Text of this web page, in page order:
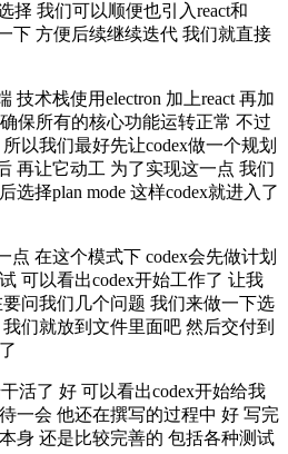
择 我们可以顺便也引入react和
下 方便后续继续迭代 我们就直接
技术栈使用electron 加上react 再加
保所有的核心功能运转正常 不过
以我们最好先让codex做一个规划
再让它动工 为了实现这一点 我们
选择plan mode 这样codex就进入了
点 在这个模式下 codex会先做计划
可以看出codex开始工作了 让我
问我们几个问题 我们来做一下选
们就放到文件里面吧 然后交付到
活了 好 可以看出codex开始给我
一会 他还在撰写的过程中 好 写完
身 还是比较完善的 包括各种测试